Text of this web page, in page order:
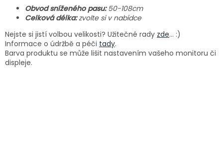
Obvod sníženého pasu: 50-108cm
Celková délka: zvolte si v nabídce
Nejste si jistí volbou velikosti? Užitečné rady zde... :)
Informace o údržbě a péči tady.
Barva produktu se může lišit nastavením vašeho monitoru či
displeje.